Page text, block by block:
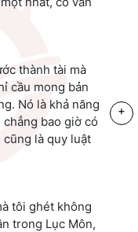
thành tài mà
cầu mong bản
Nó là khả năng
bao giờ có
là quy luật
+
tôi ghét không
trong Lục Môn,